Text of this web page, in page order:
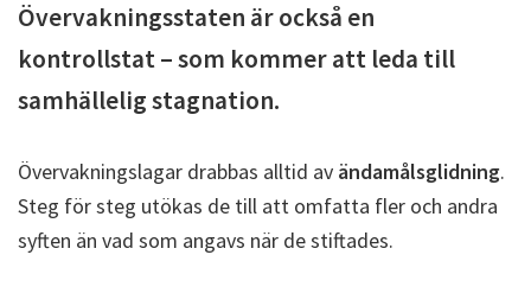
Övervakningsstaten är också en
kontrollstat – som kommer att leda till
samhällelig stagnation.
Övervakningslagar drabbas alltid av ändamålsglidning.
Steg för steg utökas de till att omfatta fler och andra
syften än vad som angavs när de stiftades.